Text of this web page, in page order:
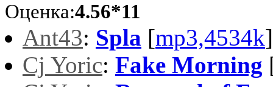
Оценка:4.56*11
Ant43: Spla [mp3,4534k]
Cj Yoric: Fake Morning